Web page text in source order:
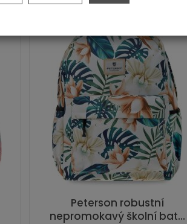
Peterson robustní
nepromokavý školní bat...